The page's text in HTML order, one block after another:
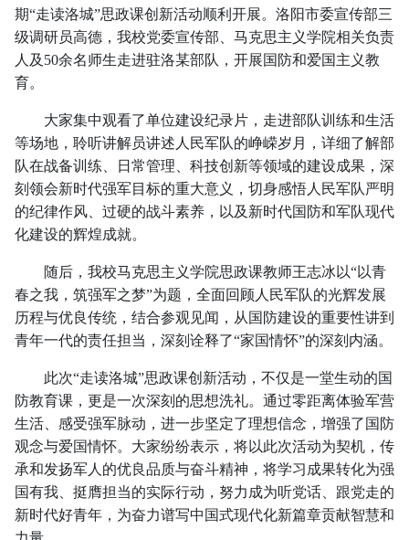
期“走读洛城”思政课创新活动顺利开展。洛阳市委宣传部三
级调研员高德，我校党委宣传部、马克思主义学院相关负责
人及50余名师生走进驻洛某部队，开展国防和爱国主义教
育。
大家集中观看了单位建设纪录片，走进部队训练和生活
等场地，聆听讲解员讲述人民军队的峥嵘岁月，详细了解部
队在战备训练、日常管理、科技创新等领域的建设成果，深
刻领会新时代强军目标的重大意义，切身感悟人民军队严明
的纪律作风、过硬的战斗素养，以及新时代国防和军队现代
化建设的辉煌成就。
随后，我校马克思主义学院思政课教师王志冰以“以青
春之我，筑强军之梦”为题，全面回顾人民军队的光辉发展
历程与优良传统，结合参观见闻，从国防建设的重要性讲到
青年一代的责任担当，深刻诠释了“家国情怀”的深刻内涵。
此次“走读洛城”思政课创新活动，不仅是一堂生动的国
防教育课，更是一次深刻的思想洗礼。通过零距离体验军营
生活、感受强军脉动，进一步坚定了理想信念，增强了国防
观念与爱国情怀。大家纷纷表示，将以此次活动为契机，传
承和发扬军人的优良品质与奋斗精神，将学习成果转化为强
国有我、挺膺担当的实际行动，努力成为听党话、跟党走的
新时代好青年，为奋力谱写中国式现代化新篇章贡献智慧和